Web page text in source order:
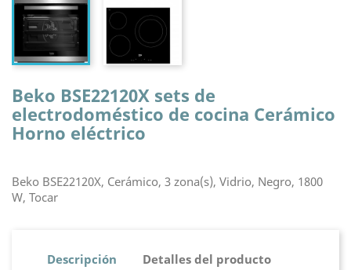
Beko BSE22120X sets de
electrodoméstico de cocina Cerámico
Horno eléctrico
Beko BSE22120X, Cerámico, 3 zona(s), Vidrio, Negro, 1800
W, Tocar
Descripción Detalles del producto